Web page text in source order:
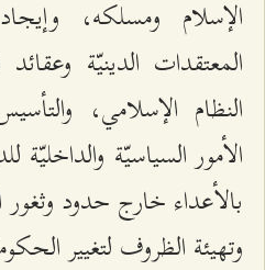
الإسلام ومسلكه،
المعتقدات الدينيّة
النظام الإسلامي،
الأمور السياسيّة والداخليّة
بالأعداء خارج حدود وثغور
وتهيئة الظروف لتغيير